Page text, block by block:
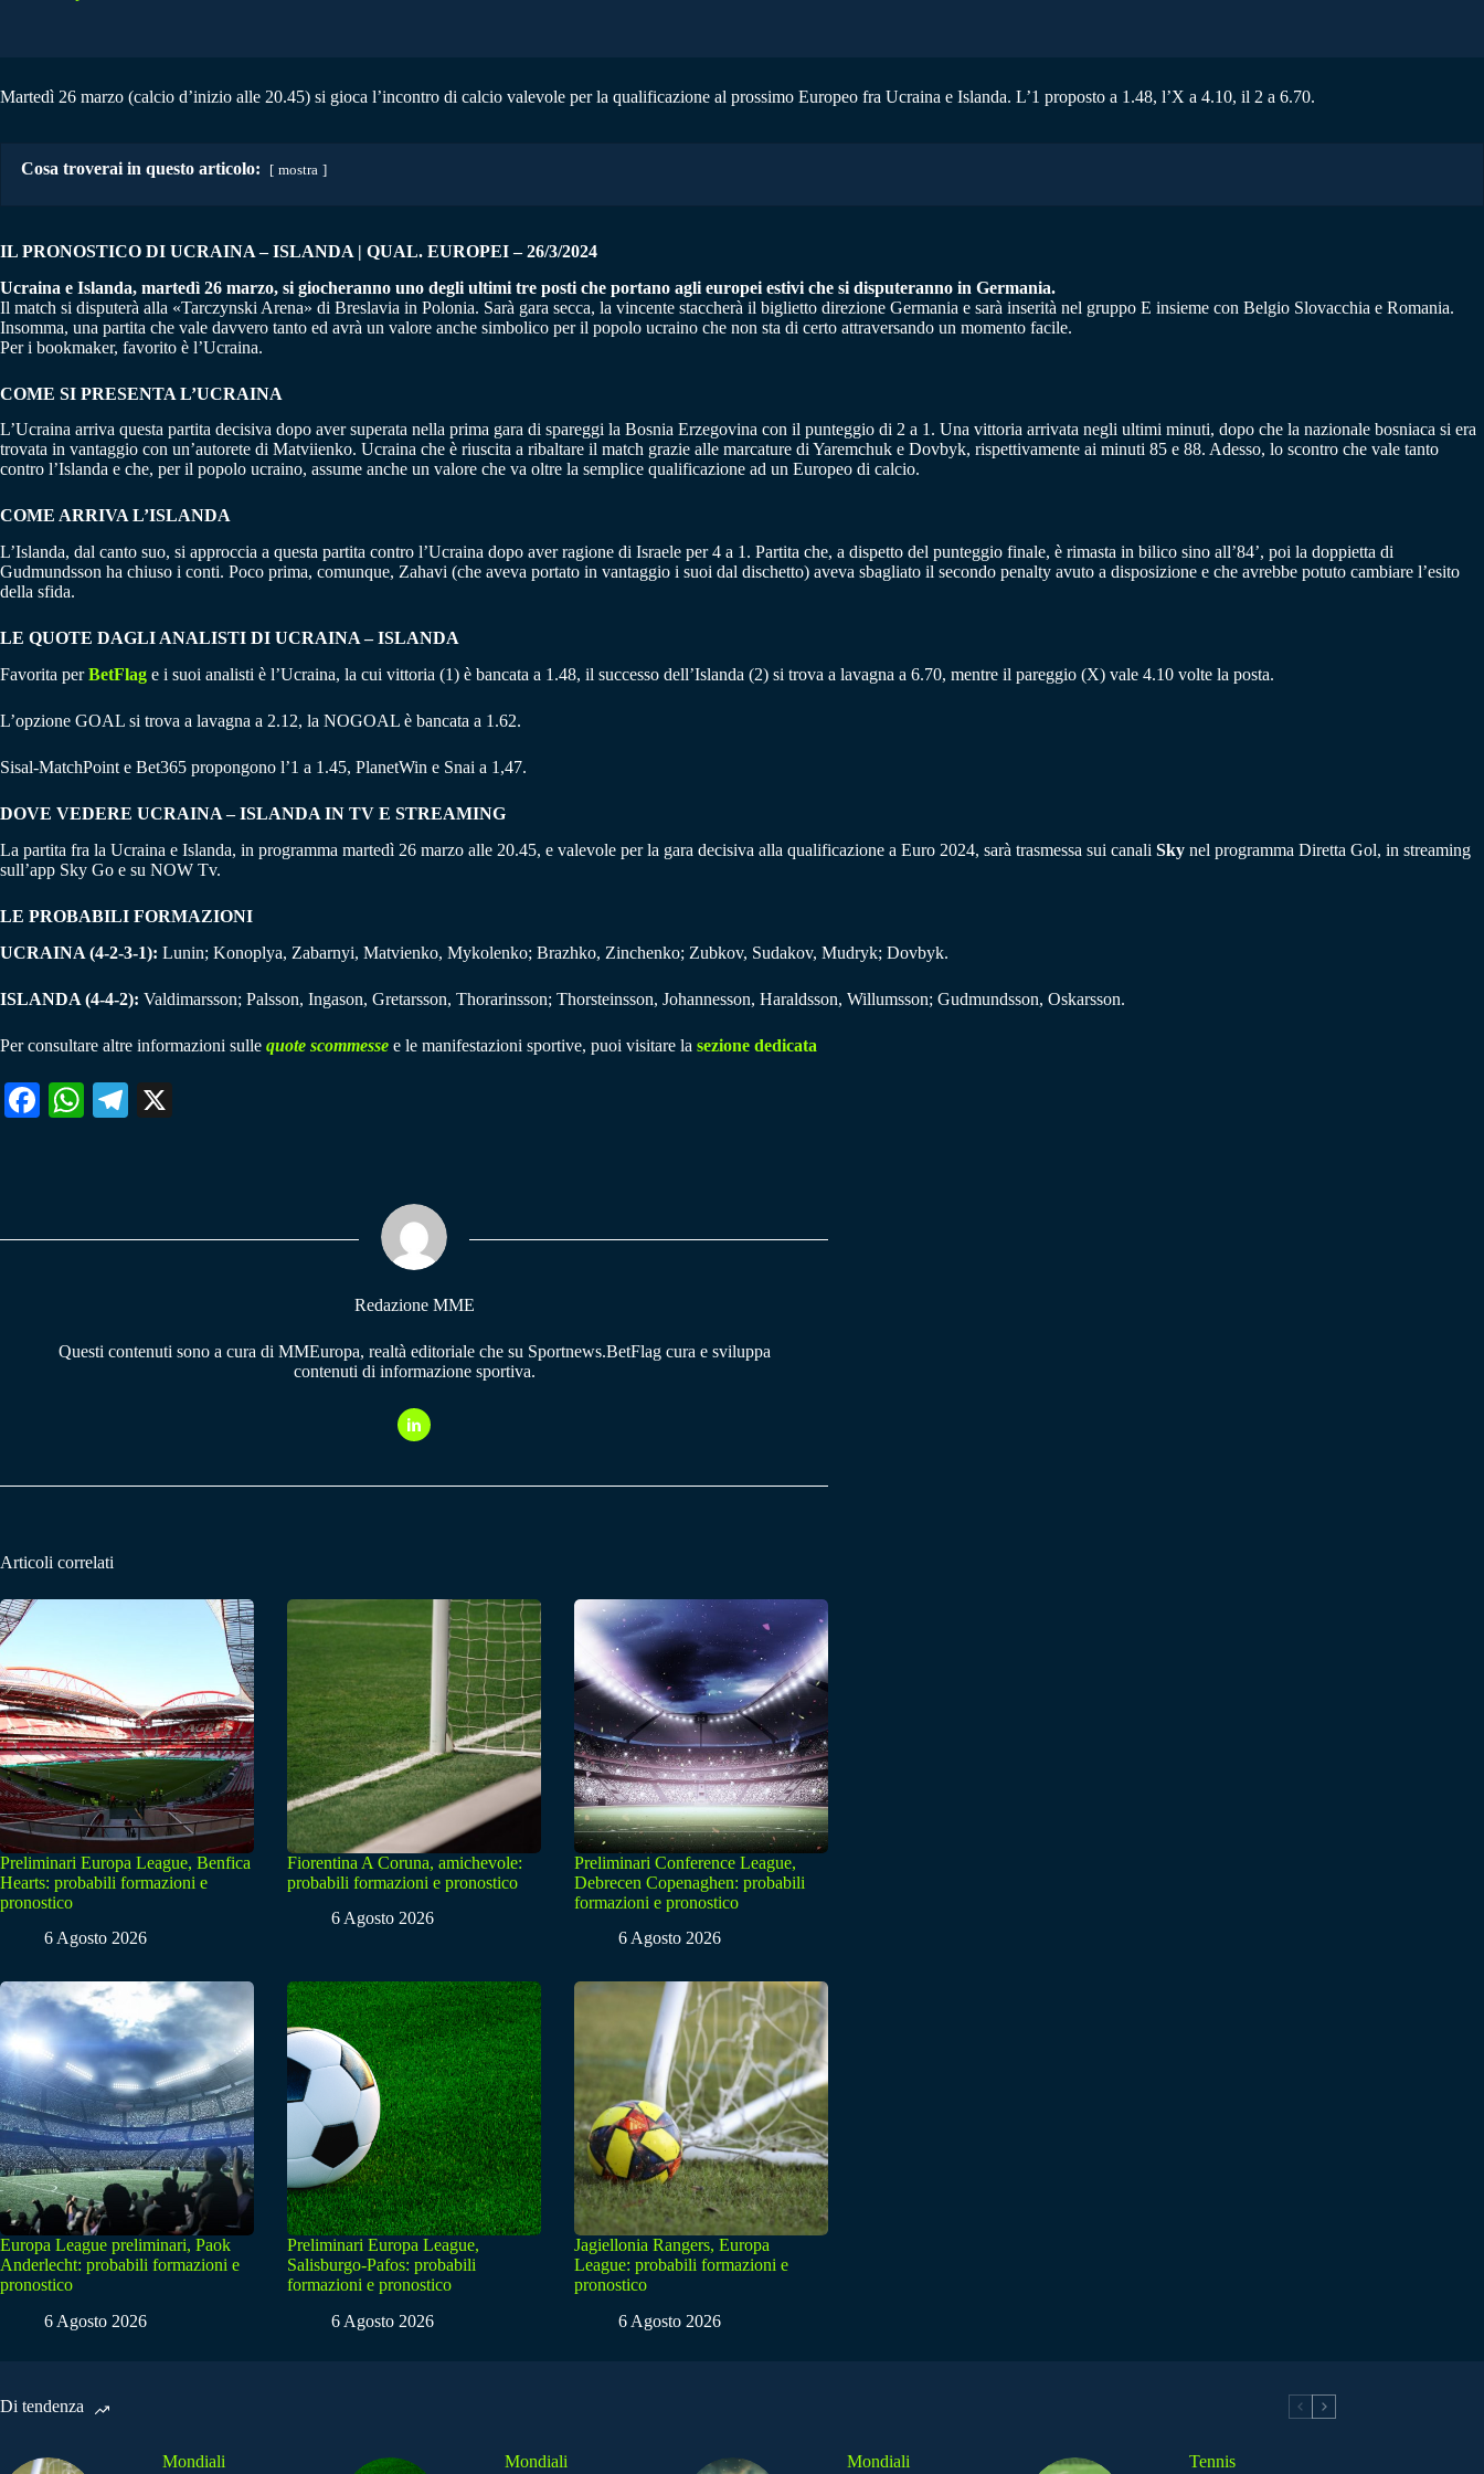
Martedì 26 marzo (calcio d’inizio alle 20.45) si gioca l’incontro di calcio valevole per la qualificazione al prossimo Europeo fra Ucraina e Islanda. L’1 proposto a 1.48, l’X a 4.10, il 2 a 6.70.
Cosa troverai in questo articolo: mostra
IL PRONOSTICO DI UCRAINA – ISLANDA | QUAL. EUROPEI – 26/3/2024
Ucraina e Islanda, martedì 26 marzo, si giocheranno uno degli ultimi tre posti che portano agli europei estivi che si disputeranno in Germania.
Il match si disputerà alla «Tarczynski Arena» di Breslavia in Polonia. Sarà gara secca, la vincente staccherà il biglietto direzione Germania e sarà inserità nel gruppo E insieme con Belgio Slovacchia e Romania.
Insomma, una partita che vale davvero tanto ed avrà un valore anche simbolico per il popolo ucraino che non sta di certo attraversando un momento facile.
Per i bookmaker, favorito è l’Ucraina.
COME SI PRESENTA L’UCRAINA
L’Ucraina arriva questa partita decisiva dopo aver superata nella prima gara di spareggi la Bosnia Erzegovina con il punteggio di 2 a 1. Una vittoria arrivata negli ultimi minuti, dopo che la nazionale bosniaca si era
trovata in vantaggio con un’autorete di Matviienko. Ucraina che è riuscita a ribaltare il match grazie alle marcature di Yaremchuk e Dovbyk, rispettivamente ai minuti 85 e 88. Adesso, lo scontro che vale tanto
contro l’Islanda e che, per il popolo ucraino, assume anche un valore che va oltre la semplice qualificazione ad un Europeo di calcio.
COME ARRIVA L’ISLANDA
L’Islanda, dal canto suo, si approccia a questa partita contro l’Ucraina dopo aver ragione di Israele per 4 a 1. Partita che, a dispetto del punteggio finale, è rimasta in bilico sino all’84’, poi la doppietta di
Gudmundsson ha chiuso i conti. Poco prima, comunque, Zahavi (che aveva portato in vantaggio i suoi dal dischetto) aveva sbagliato il secondo penalty avuto a disposizione e che avrebbe potuto cambiare l’esito
della sfida.
LE QUOTE DAGLI ANALISTI DI UCRAINA – ISLANDA
Favorita perBetFlag e i suoi analisti è l’Ucraina, la cui vittoria (1) è bancata a 1.48, il successo dell’Islanda (2) si trova a lavagna a 6.70, mentre il pareggio (X) vale 4.10 volte la posta.
L’opzione GOAL si trova a lavagna a 2.12, la NOGOAL è bancata a 1.62.
Sisal-MatchPoint e Bet365 propongono l’1 a 1.45, PlanetWin e Snai a 1,47.
DOVE VEDERE UCRAINA – ISLANDA IN TV E STREAMING
La partita fra la Ucraina e Islanda, in programma martedì 26 marzo alle 20.45, e valevole per la gara decisiva alla qualificazione a Euro 2024, sarà trasmessa sui canali Sky nel programma Diretta Gol, in streaming
sull’app Sky Go e su NOW Tv.
LE PROBABILI FORMAZIONI
UCRAINA (4-2-3-1): Lunin; Konoplya, Zabarnyi, Matvienko, Mykolenko; Brazhko, Zinchenko; Zubkov, Sudakov, Mudryk; Dovbyk.
ISLANDA (4-4-2): Valdimarsson; Palsson, Ingason, Gretarsson, Thorarinsson; Thorsteinsson, Johannesson, Haraldsson, Willumsson; Gudmundsson, Oskarsson.
Per consultare altre informazioni sulle quote scommesse e le manifestazioni sportive, puoi visitare la sezione dedicata
Fa W
pp
Te
m
Redazione MME
Questi contenuti sono a cura di MMEuropa, realtà editoriale che su Sportnews.BetFlag cura e sviluppa
contenuti di informazione sportiva.
Articoli correlati
Preliminari Europa League, Benfica
Hearts: probabili formazioni e
pronostico
6 Agosto 2026
Fiorentina A Coruna, amichevole:
probabili formazioni e pronostico
6 Agosto 2026
Preliminari Conference League,
Debrecen Copenaghen: probabili
formazioni e pronostico
6 Agosto 2026
Europa League preliminari, Paok
Anderlecht: probabili formazioni e
pronostico
6 Agosto 2026
Preliminari Europa League,
Salisburgo-Pafos: probabili
formazioni e pronostico
6 Agosto 2026
Jagiellonia Rangers, Europa
League: probabili formazioni e
pronostico
6 Agosto 2026
Di tendenza
Mondiali Mondiali Mondiali Tennis